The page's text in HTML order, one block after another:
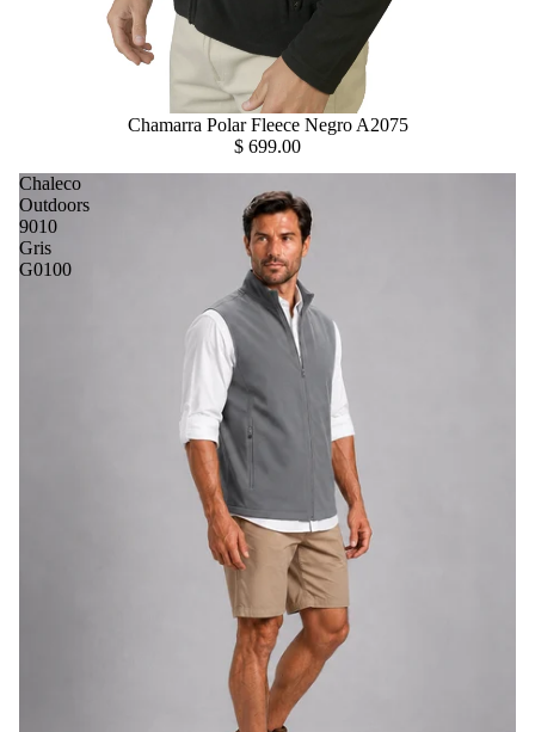
Chamarra Polar Fleece Negro A2075
$ 699.00
Chaleco
Outdoors
9010
Gris
G0100